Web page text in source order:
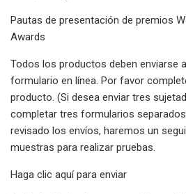
Pautas de presentación de premios
Awards
Todos los productos deben enviarse
formulario en línea. Por favor
producto. (Si desea enviar tres
completar tres formularios
revisado los envíos, haremos un
muestras para realizar pruebas.
Haga clic aquí para enviar